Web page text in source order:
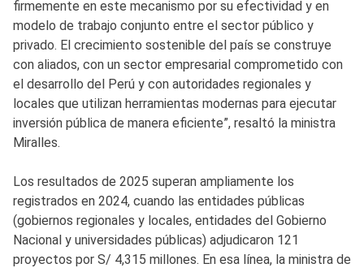
firmemente en este mecanismo por su efectividad y en
modelo de trabajo conjunto entre el sector público y
privado. El crecimiento sostenible del país se construye
con aliados, con un sector empresarial comprometido con
el desarrollo del Perú y con autoridades regionales y
locales que utilizan herramientas modernas para ejecutar
inversión pública de manera eficiente”, resaltó la ministra
Miralles.
Los resultados de 2025 superan ampliamente los
registrados en 2024, cuando las entidades públicas
(gobiernos regionales y locales, entidades del Gobierno
Nacional y universidades públicas) adjudicaron 121
proyectos por S/ 4,315 millones. En esa línea, la ministra de